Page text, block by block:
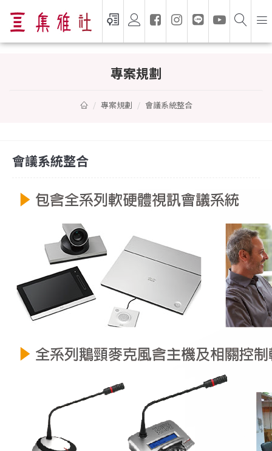
專案規劃
專案規劃 會議系統整合
會議系統整合